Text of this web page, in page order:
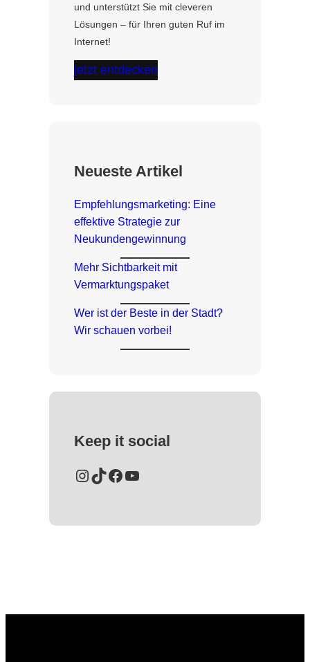
und unterstützt Sie mit cleveren
Lösungen – für Ihren guten Ruf im
Internet!
jetzt entdecken
Neueste Artikel
Empfehlungsmarketing: Eine
effektive Strategie zur
Neukundengewinnung
Mehr Sichtbarkeit mit
Vermarktungspaket
Wer ist der Beste in der Stadt?
Wir schauen vorbei!
Keep it social
Instagram TikTok Facebook YouTube